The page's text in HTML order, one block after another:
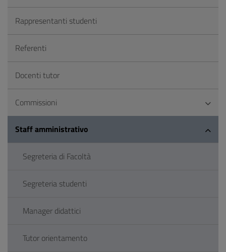
Rappresentanti studenti
Referenti
Docenti tutor
Commissioni
Staff amministrativo
Segreteria di Facoltà
Segreteria studenti
Manager didattici
Tutor orientamento